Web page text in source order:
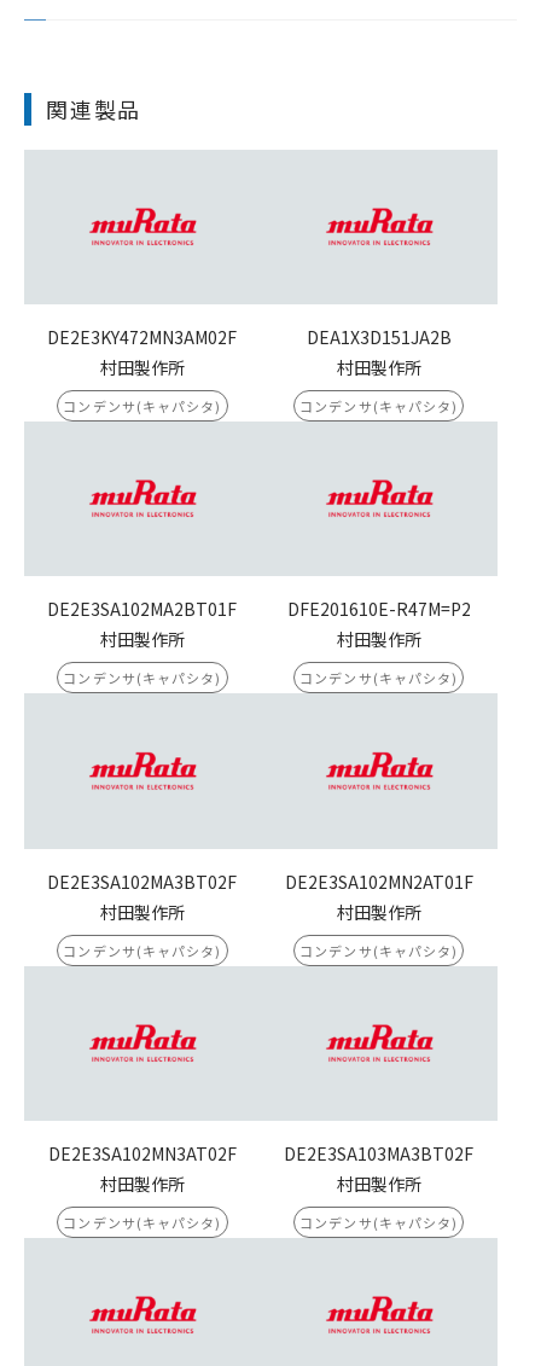
関連製品
DE2E3KY472MN3AM02F
村田製作所
コンデンサ(キャパシタ)
DEA1X3D151JA2B
村田製作所
コンデンサ(キャパシタ)
DE2E3SA102MA2BT01F
村田製作所
コンデンサ(キャパシタ)
DFE201610E-R47M=P2
村田製作所
コンデンサ(キャパシタ)
DE2E3SA102MA3BT02F
村田製作所
コンデンサ(キャパシタ)
DE2E3SA102MN2AT01F
村田製作所
コンデンサ(キャパシタ)
DE2E3SA102MN3AT02F
村田製作所
コンデンサ(キャパシタ)
DE2E3SA103MA3BT02F
村田製作所
コンデンサ(キャパシタ)